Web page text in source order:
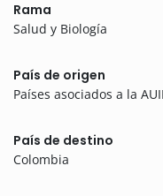
Rama
Salud y Biología
País de origen
Países asociados a la
País de destino
Colombia